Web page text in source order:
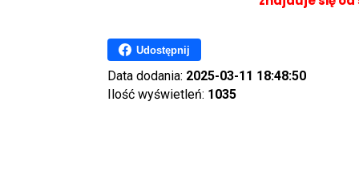
Udostępnij
Data dodania: 2025-03-11 18:48:50
Ilość wyświetleń: 1035